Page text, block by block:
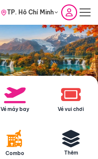
TP. Hồ Chí Minh
Vé máy bay Vé vui chơi
Combo Thêm